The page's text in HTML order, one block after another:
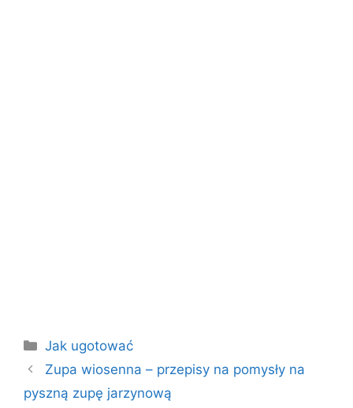
Kategorie
Jak ugotować
Zupa wiosenna – przepisy na pomysły na
pyszną zupę jarzynową